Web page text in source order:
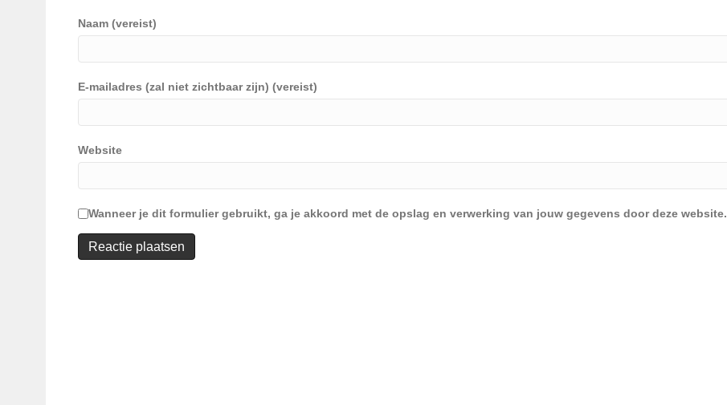
Naam (vereist)
E-mailadres (zal niet zichtbaar zijn) (vereist)
Website
Wanneer je dit formulier gebruikt, ga je akkoord met de opslag en verwerking van jouw gegevens door deze website.